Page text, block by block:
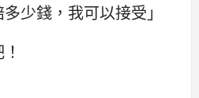
少錢，我可以接受」